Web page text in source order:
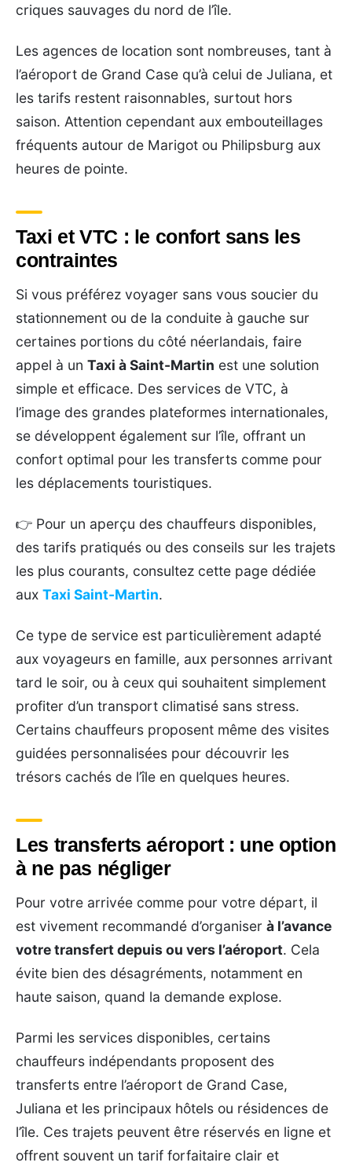
criques sauvages du nord de l’île.
Les agences de location sont nombreuses, tant à
l’aéroport de Grand Case qu’à celui de Juliana, et
les tarifs restent raisonnables, surtout hors
saison. Attention cependant aux embouteillages
fréquents autour de Marigot ou Philipsburg aux
heures de pointe.
Taxi et VTC : le confort sans les
contraintes
Si vous préférez voyager sans vous soucier du
stationnement ou de la conduite à gauche sur
certaines portions du côté néerlandais, faire
appel à un Taxi à Saint-Martin est une solution
simple et efficace. Des services de VTC, à
l’image des grandes plateformes internationales,
se développent également sur l’île, offrant un
confort optimal pour les transferts comme pour
les déplacements touristiques.
👉 Pour un aperçu des chauffeurs disponibles,
des tarifs pratiqués ou des conseils sur les trajets
les plus courants, consultez cette page dédiée
aux Taxi Saint-Martin.
Ce type de service est particulièrement adapté
aux voyageurs en famille, aux personnes arrivant
tard le soir, ou à ceux qui souhaitent simplement
profiter d’un transport climatisé sans stress.
Certains chauffeurs proposent même des visites
guidées personnalisées pour découvrir les
trésors cachés de l’île en quelques heures.
Les transferts aéroport : une option
à ne pas négliger
Pour votre arrivée comme pour votre départ, il
est vivement recommandé d’organiser à l’avance
votre transfert depuis ou vers l’aéroport. Cela
évite bien des désagréments, notamment en
haute saison, quand la demande explose.
Parmi les services disponibles, certains
chauffeurs indépendants proposent des
transferts entre l’aéroport de Grand Case,
Juliana et les principaux hôtels ou résidences de
l’île. Ces trajets peuvent être réservés en ligne et
offrent souvent un tarif forfaitaire clair et